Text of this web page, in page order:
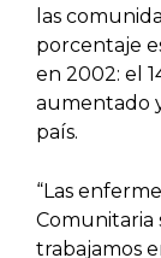
las
porcentaje
en 2002: el
aumentado
país.
“Las
Comunitaria
trabajamos